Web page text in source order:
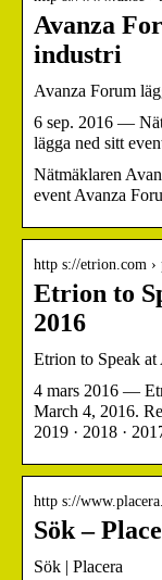
Avanza
industri
Avanza Forum
6 sep. 2016 —
lägga ned sitt
Nätmäklaren
event Avanza
http s://etrion.com ›
Etrion to
2016
Etrion to Speak
4 mars 2016 —
March 4, 2016.
2019 · 2018 ·
http s://
Sök –
Sök | Placera